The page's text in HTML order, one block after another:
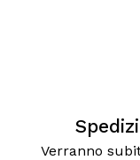
Verranno